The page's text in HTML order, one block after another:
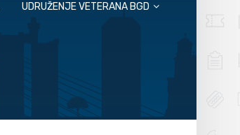
UDRUŽENJE VETERANA BGD